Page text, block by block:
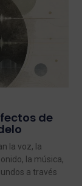
de
la voz, la
la música,
a través